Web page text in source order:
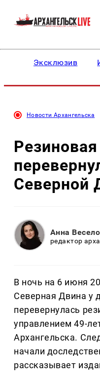
Эксклюзив
Новости Архангельска
Северной
Анна
редактор
В ночь на 6 июня
Северная Двина у
перевернулась
управлением 49-
Архангельска.
начали
рассказывает